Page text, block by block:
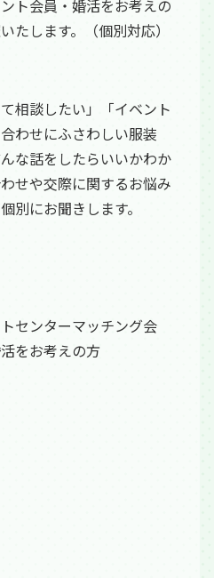
ト会員・婚活をお考えの
たします。（個別対応）
相談したい」「イベント
わせにふさわしい服装
な話をしたらいいかわか
せや交際に関するお悩み
別にお聞きします。
センターマッチング会
をお考えの方